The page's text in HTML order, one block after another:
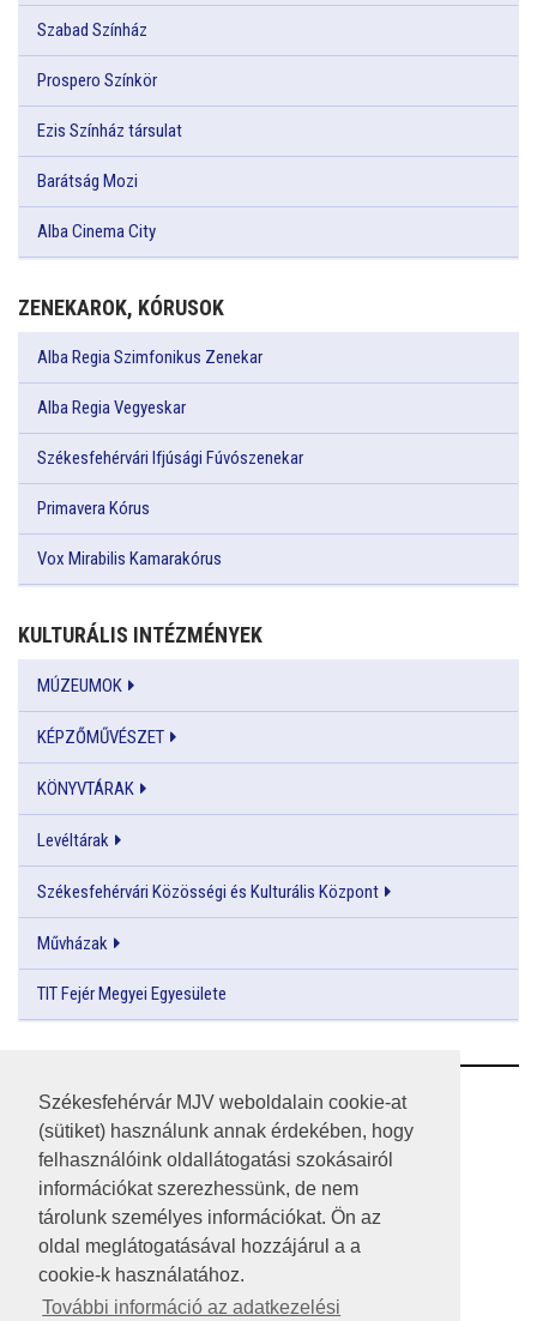
Székesfehérvár MJV weboldalain cookie-at
(sütiket) használunk annak érdekében, hogy
felhasználóink oldallátogatási szokásairól
információkat szerezhessünk, de nem
tárolunk személyes információkat. Ön az
oldal meglátogatásával hozzájárul a a
cookie-k használatához.
További információ az adatkezelési
Szabad Színház
Prospero Színkör
Ezis Színház társulat
Barátság Mozi
Alba Cinema City
ZENEKAROK, KÓRUSOK
Alba Regia Szimfonikus Zenekar
Alba Regia Vegyeskar
Székesfehérvári Ifjúsági Fúvószenekar
Primavera Kórus
Vox Mirabilis Kamarakórus
KULTURÁLIS INTÉZMÉNYEK
MÚZEUMOK
KÉPZŐMŰVÉSZET
KÖNYVTÁRAK
Levéltárak
Székesfehérvári Közösségi és Kulturális Központ
Művházak
TIT Fejér Megyei Egyesülete
RSS
A HONLAP 2017.03.31-I ÁLLAPOTA
JOGI NYILATKOZAT
IMPRESSZUM